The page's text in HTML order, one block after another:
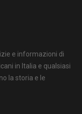
e informazioni di
in Italia e qualsiasi
la storia e le